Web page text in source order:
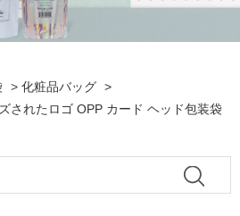
> 化粧品バッグ >
されたロゴ OPP カード ヘッド包装袋